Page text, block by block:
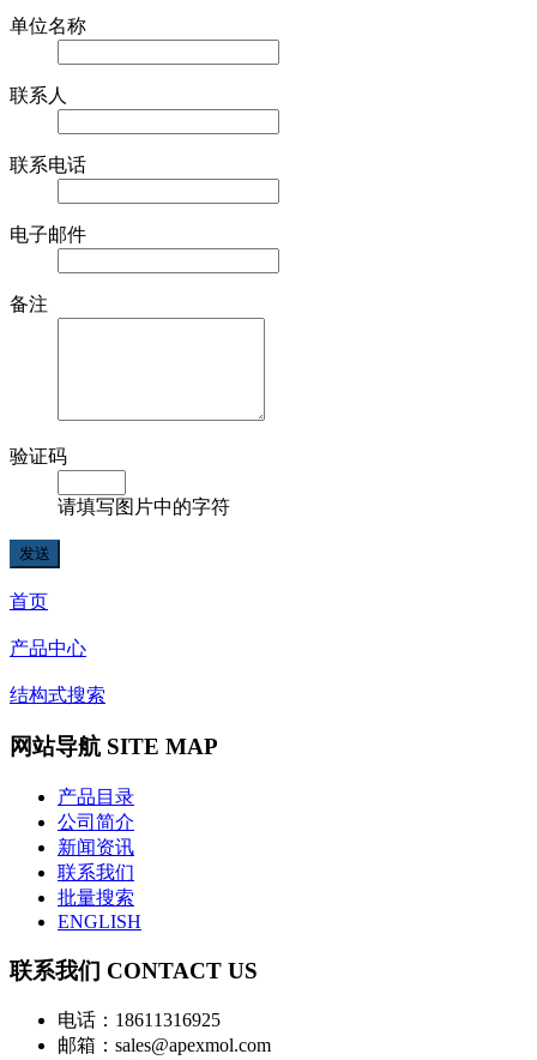
单位名称
联系人
联系电话
电子邮件
备注
验证码
请填写图片中的字符
首页
产品中心
结构式搜索
网站导航 SITE MAP
产品目录
公司简介
新闻资讯
联系我们
批量搜索
ENGLISH
联系我们 CONTACT US
电话：18611316925
邮箱：sales@apexmol.com